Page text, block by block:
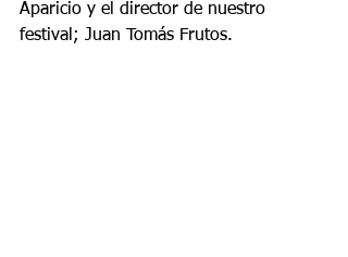
Aparicio y el director de nuestro
festival; Juan Tomás Frutos.